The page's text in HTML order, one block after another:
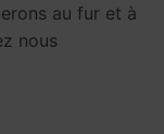
au fur et à
nous